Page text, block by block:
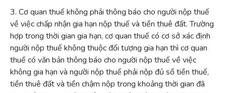
3. Cơ quan thuế không phải thông báo cho người nộp thuế
về việc chấp nhận gia hạn nộp thuế và tiền thuê đất. Trường
hợp trong thời gian gia hạn, cơ quan thuế có cơ sở xác định
người nộp thuế không thuộc đối tượng gia hạn thì cơ quan
thuế có văn bản thông báo cho người nộp thuế về việc
không gia hạn và người nộp thuế phải nộp đủ số tiền thuế,
tiền thuê đất và tiền chậm nộp trong khoảng thời gian đã